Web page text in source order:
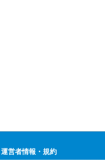
運営者情報・規約